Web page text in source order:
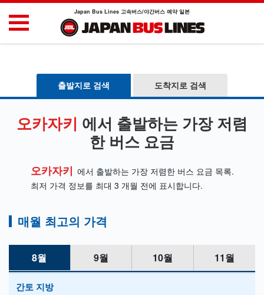
Japan Bus Lines 고속버스/야간버스 예약 일본
출발지로 검색 도착지로 검색
오카자키 에서 출발하는 가장 저렴
한 버스 요금
오카자키 에서 출발하는 가장 저렴한 버스 요금 목록.
최저 가격 정보를 최대 3 개월 전에 표시합니다.
매월 최고의 가격
8월 9월 10월 11월
간토 지방